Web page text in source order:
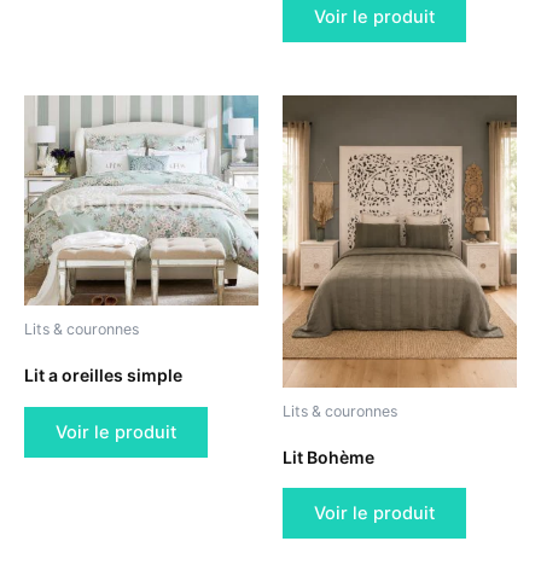
Voir le produit
Lits & couronnes
Lit a oreilles simple
Voir le produit
Lits & couronnes
Lit Bohème
Voir le produit